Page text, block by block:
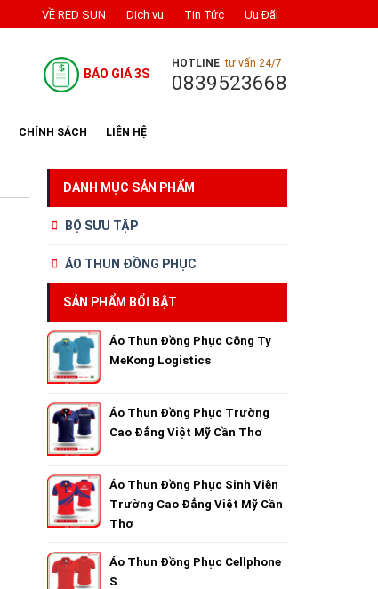
VỀ RED SUN Dịch vụ Tin Tức Ưu Đãi
HOTLINE tư vấn 24/7
0839523668
BÁO GIÁ 3S
CHÍNH SÁCH LIÊN HỆ
DANH MỤC SẢN PHẨM
BỘ SƯU TẬP
ÁO THUN ĐỒNG PHỤC
SẢN PHẨM BỔI BẬT
Áo Thun Đồng Phục Công Ty
MeKong Logistics
Áo Thun Đồng Phục Trường
Cao Đẳng Việt Mỹ Cần Thơ
Áo Thun Đồng Phục Sinh Viên
Trường Cao Đẳng Việt Mỹ Cần
Thơ
Áo Thun Đồng Phục Cellphone
S